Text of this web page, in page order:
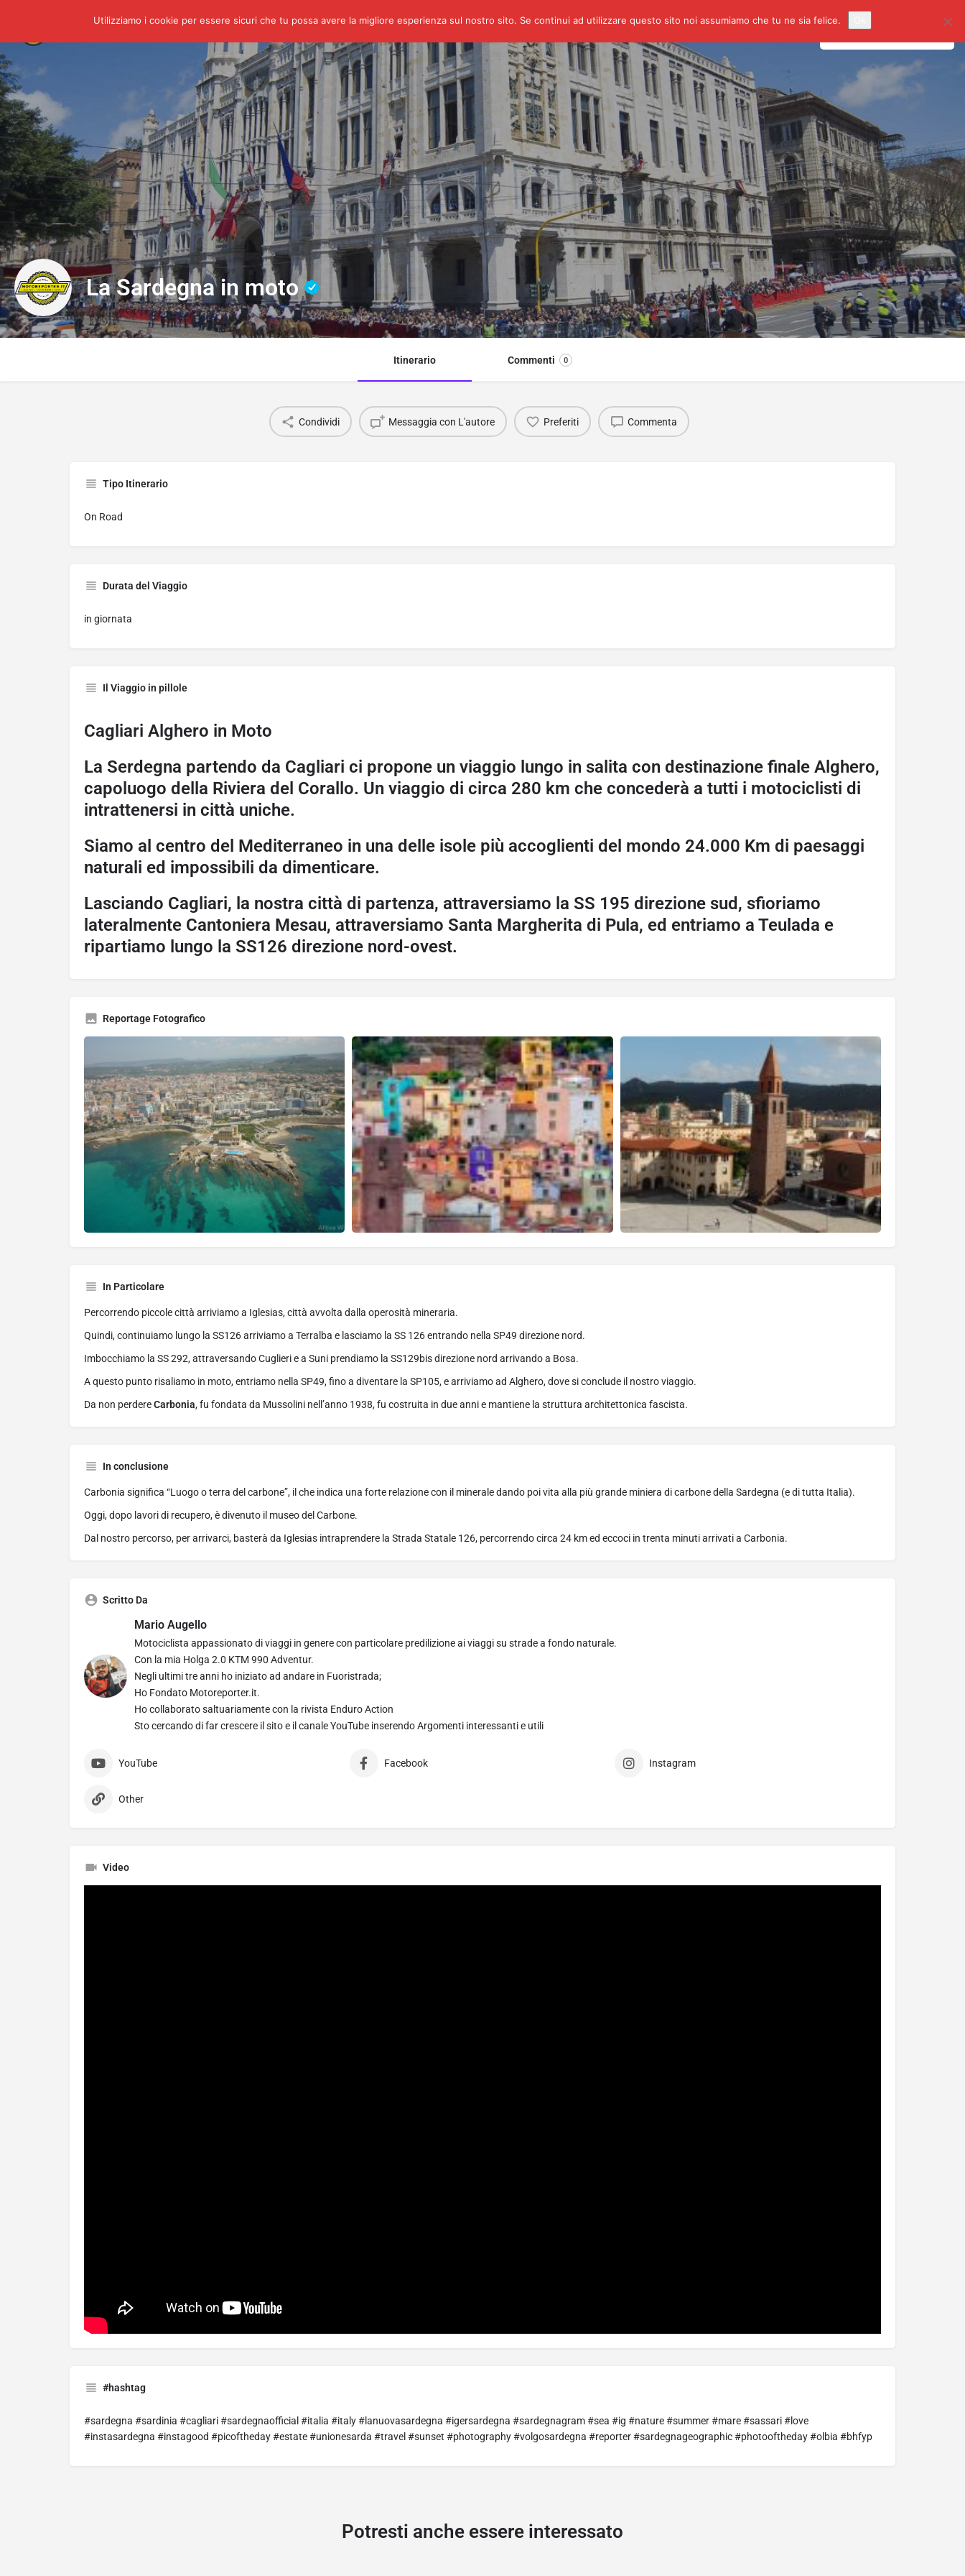
Inserisci un Annuncio
La Sardegna in moto
Itinerario Commenti 0
Condividi Messaggia con L'autore Preferiti Commenta
Tipo Itinerario
On Road
Durata del Viaggio
in giornata
Il Viaggio in pillole
Cagliari Alghero in Moto
La Serdegna partendo da Cagliari ci propone un viaggio lungo in salita con destinazione finale Alghero,
capoluogo della Riviera del Corallo. Un viaggio di circa 280 km che concederà a tutti i motociclisti di
intrattenersi in città uniche.
Siamo al centro del Mediterraneo in una delle isole più accoglienti del mondo 24.000 Km di paesaggi
naturali ed impossibili da dimenticare.
Lasciando Cagliari, la nostra città di partenza, attraversiamo la SS 195 direzione sud, sfioriamo
lateralmente Cantoniera Mesau, attraversiamo Santa Margherita di Pula, ed entriamo a Teulada e
ripartiamo lungo la SS126 direzione nord-ovest.
Reportage Fotografico
In Particolare
Percorrendo piccole città arriviamo a Iglesias, città avvolta dalla operosità mineraria.
Quindi, continuiamo lungo la SS126 arriviamo a Terralba e lasciamo la SS 126 entrando nella SP49 direzione nord.
Imbocchiamo la SS 292, attraversando Cuglieri e a Suni prendiamo la SS129bis direzione nord arrivando a Bosa.
A questo punto risaliamo in moto, entriamo nella SP49, fino a diventare la SP105, e arriviamo ad Alghero, dove si conclude il nostro viaggio.
Da non perdereCarbonia, fu fondata da Mussolini nell’anno 1938, fu costruita in due anni e mantiene la struttura architettonica fascista.
In conclusione
Carbonia significa “Luogo o terra del carbone”, il che indica una forte relazione con il minerale dando poi vita alla più grande miniera di carbone della Sardegna (e di tutta Italia).
Oggi, dopo lavori di recupero, è divenuto il museo del Carbone.
Dal nostro percorso, per arrivarci, basterà da Iglesias intraprendere la Strada Statale 126, percorrendo circa 24 km ed eccoci in trenta minuti arrivati a Carbonia.
Scritto Da
Mario Augello
Motociclista appassionato di viaggi in genere con particolare predilizione ai viaggi su strade a fondo naturale.
Con la mia Holga 2.0 KTM 990 Adventur.
Negli ultimi tre anni ho iniziato ad andare in Fuoristrada;
Ho Fondato Motoreporter.it.
Ho collaborato saltuariamente con la rivista Enduro Action
Sto cercando di far crescere il sito e il canale YouTube inserendo Argomenti interessanti e utili
YouTube Facebook Instagram
Other
Video
#hashtag
#sardegna #sardinia #cagliari #sardegnaofficial #italia #italy #lanuovasardegna #igersardegna #sardegnagram #sea #ig #nature #summer #mare #sassari #love
#instasardegna #instagood #picoftheday #estate #unionesarda #travel #sunset #photography #volgosardegna #reporter #sardegnageographic #photooftheday #olbia #bhfyp
Potresti anche essere interessato
Utilizziamo i cookie per essere sicuri che tu possa avere la migliore esperienza sul nostro sito. Se continui ad utilizzare questo sito noi assumiamo che tu ne sia felice.